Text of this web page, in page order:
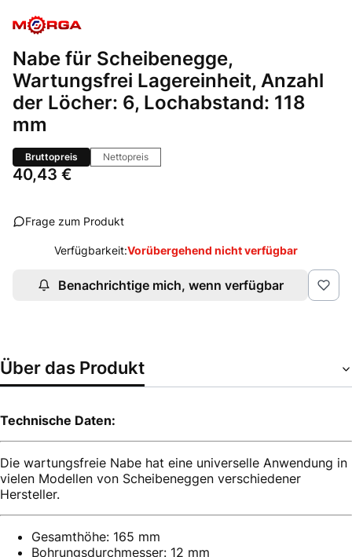
Nabe für Scheibenegge,
Wartungsfrei Lagereinheit, Anzahl
der Löcher: 6, Lochabstand: 118
mm
Bruttopreis Nettopreis
Preis
40,43 €
Frage zum Produkt
Verfügbarkeit:Vorübergehend nicht verfügbar
Benachrichtige mich, wenn verfügbar
Über das Produkt
Technische Daten:
Die wartungsfreie Nabe hat eine universelle Anwendung in
vielen Modellen von Scheibeneggen verschiedener
Hersteller.
Gesamthöhe: 165 mm
Bohrungsdurchmesser: 12 mm